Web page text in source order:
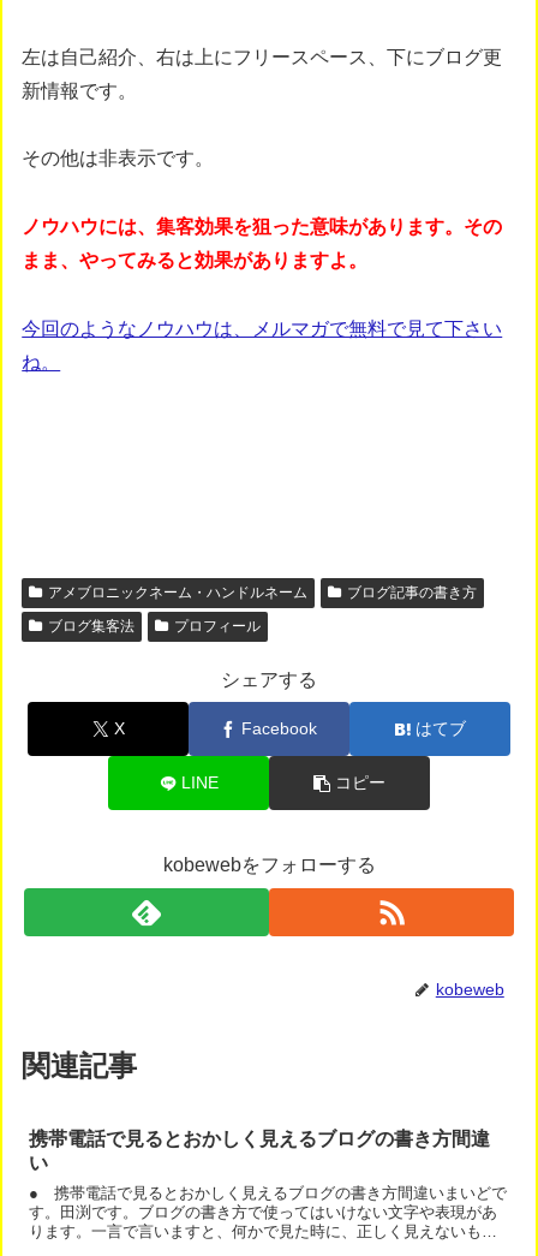
左は自己紹介、右は上にフリースペース、下にブログ更
新情報です。
その他は非表示です。
ノウハウには、集客効果を狙った意味があります。その
まま、やってみると効果がありますよ。
今回のようなノウハウは、メルマガで無料で見て下さい
ね。
アメブロニックネーム・ハンドルネーム
ブログ記事の書き方
ブログ集客法
プロフィール
シェアする
X Facebook はてブ
LINE コピー
kobewebをフォローする
kobeweb
関連記事
携帯電話で見るとおかしく見えるブログの書き方間違
い
● 携帯電話で見るとおかしく見えるブログの書き方間違いまいどで
す。田渕です。ブログの書き方で使ってはいけない文字や表現があ
ります。一言で言いますと、何かで見た時に、正しく見えないもの